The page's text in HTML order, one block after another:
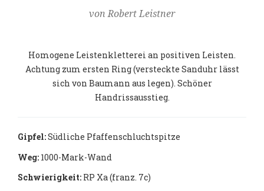
von Robert Leistner
Homogene Leistenkletterei an positiven Leisten.
Achtung zum ersten Ring (versteckte Sanduhr lässt
sich von Baumann aus legen). Schöner
Handrissausstieg.
Gipfel:Südliche Pfaffenschluchtspitze
Weg: 1000-Mark-Wand
Schwierigkeit: RP Xa (franz. 7c)